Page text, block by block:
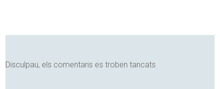
Disculpau, els comentaris es troben tancats